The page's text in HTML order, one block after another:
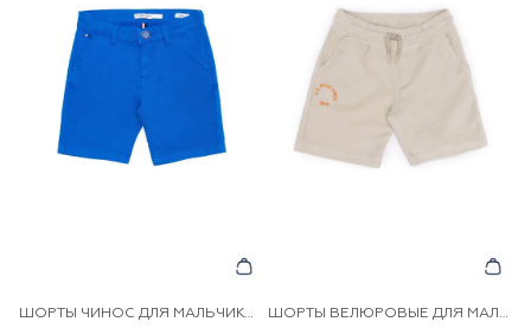
ШОРТЫ ЧИНОС ДЛЯ МАЛЬЧИКОВ ШОРТЫ ВЕЛЮРОВЫЕ ДЛЯ МАЛЬЧИКОВ